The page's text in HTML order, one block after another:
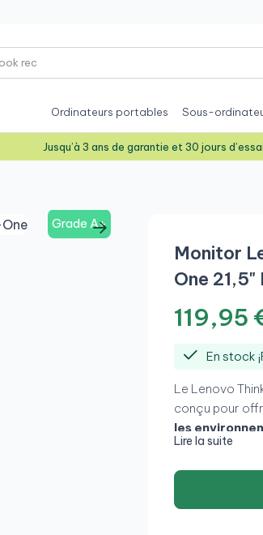
Ordinateurs portables Sous-
Jusqu’à 3 ans de garantie et 30 jours d’essai
Grade A+
Monitor
One 21,5"
119,95
En stock
Le Lenovo
conçu pour
les
pouces Full
vision pour
d’intégrer un
idéal pourles
Lire la suite